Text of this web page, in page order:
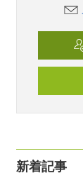
新着記事